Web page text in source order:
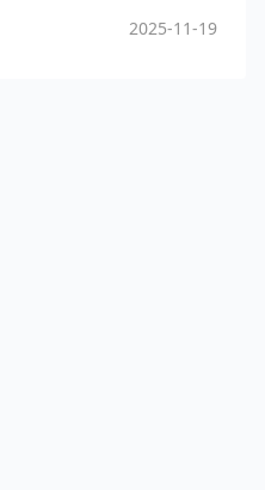
2025-11-19